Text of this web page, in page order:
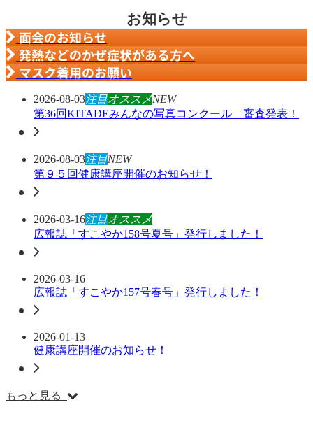
お知らせ
面会のお知らせ
発熱などのかぜ症状がある方へ
マスク着用のお願い
2026-08-03注目オススメNEW
第36回KITADEみんなの写真コンクール 審査発表！
2026-08-03注目NEW
第９５回健康講座開催のお知らせ！
2026-03-16注目オススメ
広報誌「すこやか158号夏号」発行しました！
2026-03-16
広報誌「すこやか157号春号」発行しました！
2026-01-13
健康講座開催のお知らせ！
もっと見る